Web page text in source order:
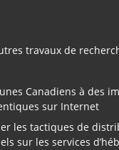
travaux de
Canadiens à des
sur Internet
les tactiques de
sur les services